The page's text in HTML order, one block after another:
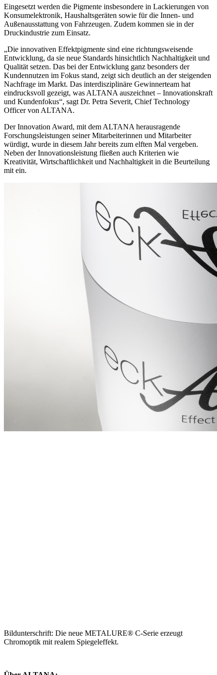
Eingesetzt werden die Pigmente insbesondere in Lackierungen von
Konsumelektronik, Haushaltsgeräten sowie für die Innen- und
Außenausstattung von Fahrzeugen. Zudem kommen sie in der
Druckindustrie zum Einsatz.
„Die innovativen Effektpigmente sind eine richtungsweisende
Entwicklung, da sie neue Standards hinsichtlich Nachhaltigkeit und
Qualität setzen. Das bei der Entwicklung ganz besonders der
Kundennutzen im Fokus stand, zeigt sich deutlich an der steigenden
Nachfrage im Markt. Das interdisziplinäre Gewinnerteam hat
eindrucksvoll gezeigt, was ALTANA auszeichnet – Innovationskraft
und Kundenfokus“, sagt Dr. Petra Severit, Chief Technology
Officer von ALTANA.
Der Innovation Award, mit dem ALTANA herausragende
Forschungsleistungen seiner Mitarbeiterinnen und Mitarbeiter
würdigt, wurde in diesem Jahr bereits zum elften Mal vergeben.
Neben der Innovationsleistung fließen auch Kriterien wie
Kreativität, Wirtschaftlichkeit und Nachhaltigkeit in die Beurteilung
mit ein.
Bildunterschrift: Die neue METALURE® C-Serie erzeugt
Chromoptik mit realem Spiegeleffekt.